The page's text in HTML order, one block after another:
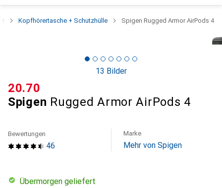
Kopfhörertasche + Schutzhülle Spigen Rugged Armor AirPods 4
13 Bilder
Spigen Rugged Armor AirPods 4
CHF
20.70
46
Bewertungen Marke
Mehr von Spigen
übermorgen geliefert